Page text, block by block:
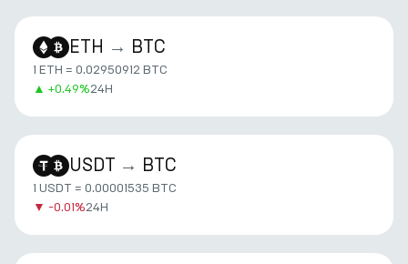
ETH → BTC
1 ETH = 0.02950912 BTC
▲ +0.49%24H
USDT → BTC
1 USDT = 0.00001535 BTC
▼ -0.01%24H